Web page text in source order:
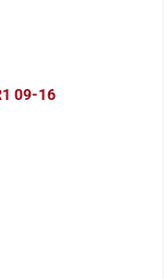
09-16